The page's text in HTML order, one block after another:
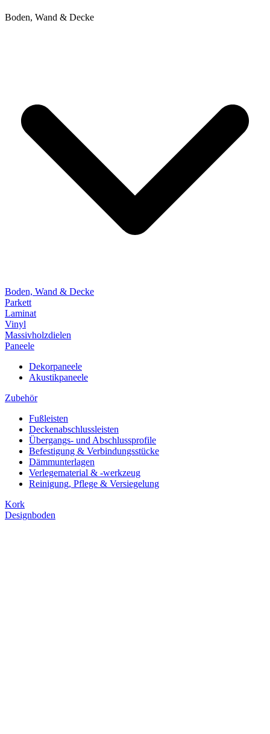
Boden, Wand & Decke
Boden, Wand & Decke
Parkett
Laminat
Vinyl
Massivholzdielen
Paneele
Dekorpaneele
Akustikpaneele
Zubehör
Fußleisten
Deckenabschlussleisten
Übergangs- und Abschlussprofile
Befestigung & Verbindungsstücke
Dämmunterlagen
Verlegematerial & -werkzeug
Reinigung, Pflege & Versiegelung
Kork
Designboden